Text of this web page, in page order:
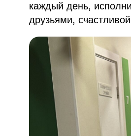
каждый день,
друзьями,